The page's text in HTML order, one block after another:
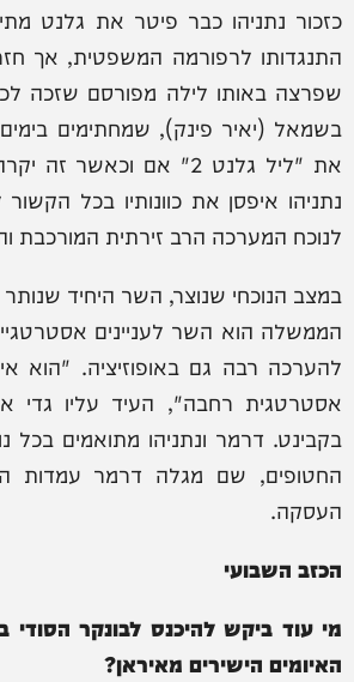
כזכור נתניהו כבר פיטר את גלנט
התנגדותו לרפורמה המשפטית, אך
שפרצה באותו לילה מפורסם שזכה
בשמאל (יאיר פינק), שמחתימים
את "ליל גלנט 2" אם
נתניהו איפסן את כוונותיו בכל
לנוכח המערכה הרב זירתית המורכבת
במצב הנוכחי שנוצר, השר היחיד
הממשלה הוא השר לעניינים
להערכה רבה גם באופוזיציה. "הוא
אסטרטגית רחבה", העיד עליו גדי
בקבינט. דרמר ונתניהו מתואמים
החטופים, שם מגלה דרמר עמדות
העסקה.
הכזב השבועי
מי עוד ביקש להיכנס לבונקר הסודי
האיומים הישירים מאיראן?